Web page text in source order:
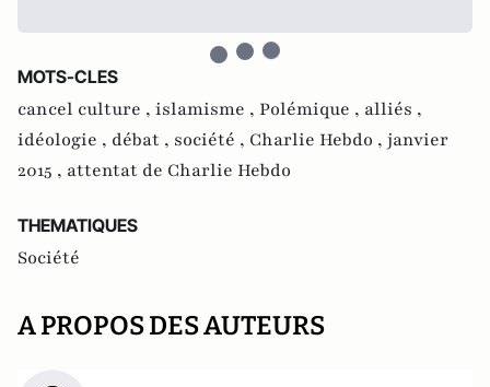
MOTS-CLES
cancel culture , islamisme , Polémique , alliés ,
idéologie , débat , société , Charlie Hebdo , janvier
2015 , attentat de Charlie Hebdo
THEMATIQUES
Société
A PROPOS DES AUTEURS